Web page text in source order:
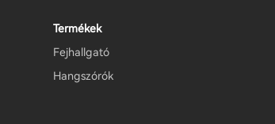
Termékek
Fejhallgató
Hangszórók